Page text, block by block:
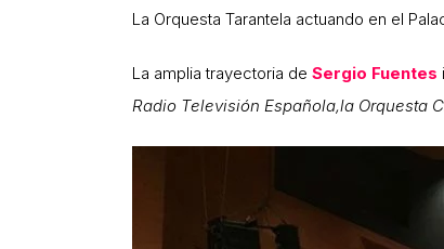
La Orquesta Tarantela actuando en el
La amplia trayectoria de Sergio Fuentes
Radio Televisión Española,la Orquesta